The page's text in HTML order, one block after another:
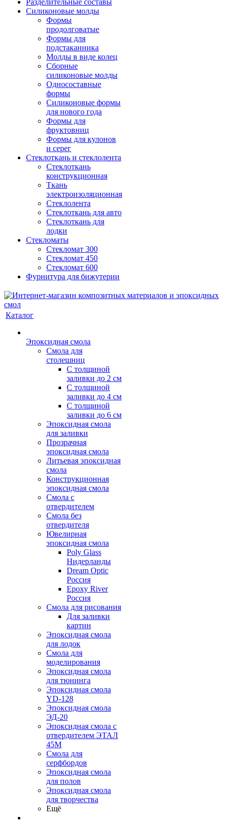
Разделительные составы
Силиконовые молды
Формы
продолговатые
Формы для
подстаканника
Молды в виде колец
Сборные
силиконовые молды
Односоставные
формы
Силиконовые формы
для нового года
Формы для
фруктовниц
Формы для кулонов
и серег
Стеклоткань и стеклолента
Стеклоткань
конструкционная
Ткань
электроизоляционная
Стеклолента
Стеклоткань для авто
Стеклоткань для
лодки
Стекломаты
Стекломат 300
Стекломат 450
Стекломат 600
Фурнитура для бижутерии
Каталог
Эпоксидная смола
Смола для
столешниц
С толщиной
заливки до 2 см
С толщиной
заливки до 4 см
С толщиной
заливки до 6 см
Эпоксидная смола
для заливки
Прозрачная
эпоксидная смола
Литьевая эпоксидная
смола
Конструкционная
эпоксидная смола
Смола с
отвердителем
Смола без
отвердителя
Ювелирная
эпоксидная смола
Poly Glass
Нидерланды
Dream Optic
Россия
Epoxy River
Россия
Смола для рисования
Для заливки
картин
Эпоксидная смола
для лодок
Смола для
моделирования
Эпоксидная смола
для тюнинга
Эпоксидная смола
YD-128
Эпоксидная смола
ЭД-20
Эпоксидная смола с
отвердителем ЭТАЛ
45М
Смола для
серфбордов
Эпоксидная смола
для полов
Эпоксидная смола
для творчества
Ещё